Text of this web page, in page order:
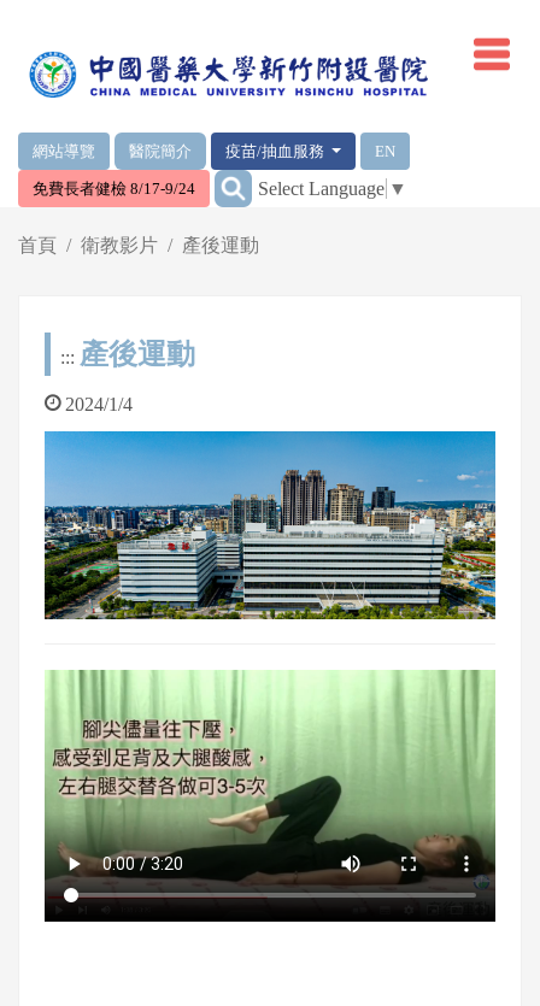
網站導覽 醫院簡介 疫苗/抽血服務 EN
免費長者健檢 8/17-9/24 ::: Select Language ▼
首頁 衛教影片 產後運動
::: 產後運動
2024/1/4